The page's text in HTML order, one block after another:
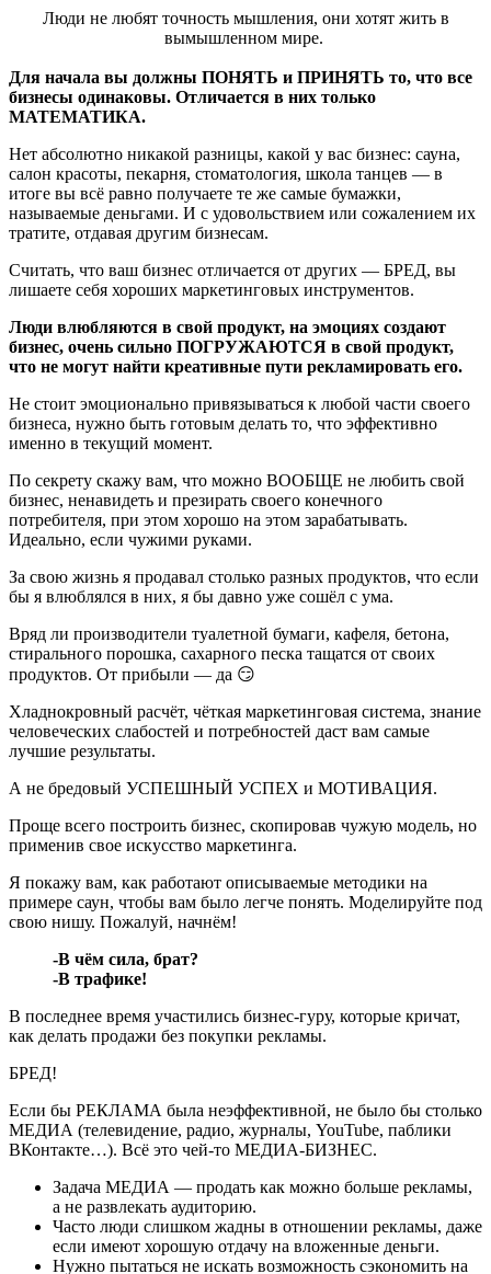
Люди не любят точность мышления, они хотят жить в
вымышленном мире.
Для начала вы должны ПОНЯТЬ и ПРИНЯТЬ то, что все
бизнесы одинаковы. Отличается в них только
МАТЕМАТИКА.
Нет абсолютно никакой разницы, какой у вас бизнес: сауна,
салон красоты, пекарня, стоматология, школа танцев — в
итоге вы всё равно получаете те же самые бумажки,
называемые деньгами. И с удовольствием или сожалением их
тратите, отдавая другим бизнесам.
Считать, что ваш бизнес отличается от других — БРЕД, вы
лишаете себя хороших маркетинговых инструментов.
Люди влюбляются в свой продукт, на эмоциях создают
бизнес, очень сильно ПОГРУЖАЮТСЯ в свой продукт,
что не могут найти креативные пути рекламировать его.
Не стоит эмоционально привязываться к любой части своего
бизнеса, нужно быть готовым делать то, что эффективно
именно в текущий момент.
По секрету скажу вам, что можно ВООБЩЕ не любить свой
бизнес, ненавидеть и презирать своего конечного
потребителя, при этом хорошо на этом зарабатывать.
Идеально, если чужими руками.
За свою жизнь я продавал столько разных продуктов, что если
бы я влюблялся в них, я бы давно уже сошёл с ума.
Вряд ли производители туалетной бумаги, кафеля, бетона,
стирального порошка, сахарного песка тащатся от своих
продуктов. От прибыли — да 😏
Хладнокровный расчёт, чёткая маркетинговая система, знание
человеческих слабостей и потребностей даст вам самые
лучшие результаты.
А не бредовый УСПЕШНЫЙ УСПЕХ и МОТИВАЦИЯ.
Проще всего построить бизнес, скопировав чужую модель, но
применив свое искусство маркетинга.
Я покажу вам, как работают описываемые методики на
примере саун, чтобы вам было легче понять. Моделируйте под
свою нишу. Пожалуй, начнём!
-В чём сила, брат?
-В трафике!
В последнее время участились бизнес-гуру, которые кричат,
как делать продажи без покупки рекламы.
БРЕД!
Если бы РЕКЛАМА была неэффективной, не было бы столько
МЕДИА (телевидение, радио, журналы, YouTube, паблики
ВКонтакте…). Всё это чей-то МЕДИА-БИЗНЕС.
Задача МЕДИА — продать как можно больше рекламы,
а не развлекать аудиторию.
Часто люди слишком жадны в отношении рекламы, даже
если имеют хорошую отдачу на вложенные деньги.
Нужно пытаться не искать возможность сэкономить на